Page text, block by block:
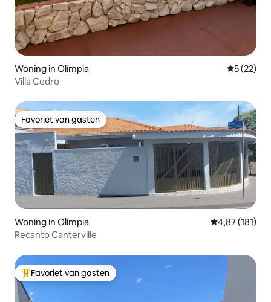
Woning in Olímpia
5 (22)
Villa Cedro
Favoriet van gasten
Favoriet van gasten
Woning in Olímpia Gemiddelde
4,87 (181)
Recanto Canterville
Topfavoriet van gasten
Favoriet van gasten